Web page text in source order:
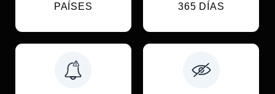
PAÍSES
365 DÍAS